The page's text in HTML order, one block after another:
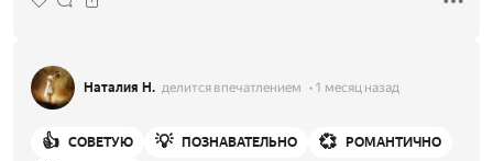
Наталия Н. делится впечатлением 1 месяц назад
👍 СОВЕТУЮ 💡 ПОЗНАВАТЕЛЬНО 💞 РОМАНТИЧНО